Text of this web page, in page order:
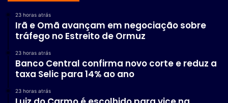
23 horas atrás
Irã e Omã avançam em negociação sobre
tráfego no Estreito de Ormuz
23 horas atrás
Banco Central confirma novo corte e reduz a
taxa Selic para 14% ao ano
23 horas atrás